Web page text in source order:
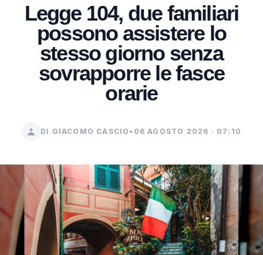
Legge 104, due familiari
possono assistere lo
stesso giorno senza
sovrapporre le fasce
orarie
DI GIACOMO CASCIO • 06 AGOSTO 2026 · 07:10